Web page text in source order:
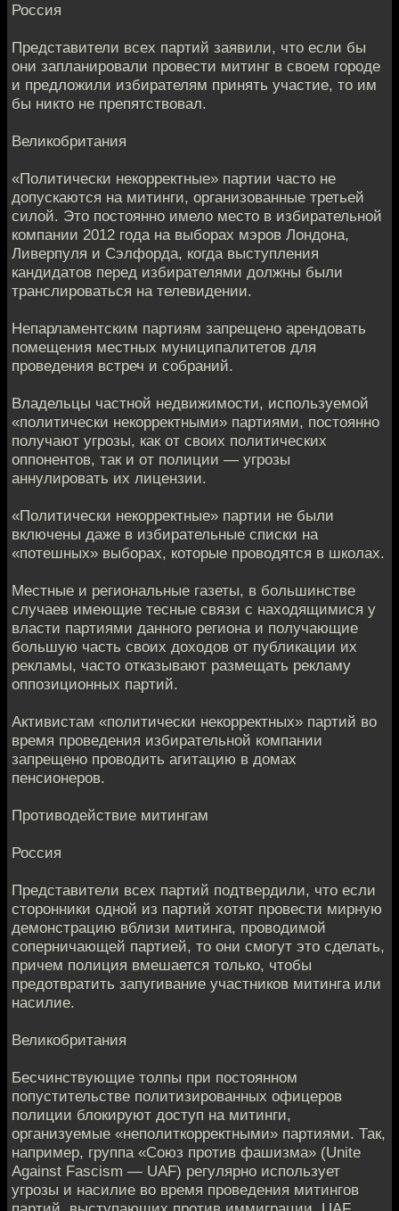
Россия
Представители всех партий заявили, что если бы
они запланировали провести митинг в своем городе
и предложили избирателям принять участие, то им
бы никто не препятствовал.
Великобритания
«Политически некорректные» партии часто не
допускаются на митинги, организованные третьей
силой. Это постоянно имело место в избирательной
компании 2012 года на выборах мэров Лондона,
Ливерпуля и Сэлфорда, когда выступления
кандидатов перед избирателями должны были
транслироваться на телевидении.
Непарламентским партиям запрещено арендовать
помещения местных муниципалитетов для
проведения встреч и собраний.
Владельцы частной недвижимости, используемой
«политически некорректными» партиями, постоянно
получают угрозы, как от своих политических
оппонентов, так и от полиции — угрозы
аннулировать их лицензии.
«Политически некорректные» партии не были
включены даже в избирательные списки на
«потешных» выборах, которые проводятся в школах.
Местные и региональные газеты, в большинстве
случаев имеющие тесные связи с находящимися у
власти партиями данного региона и получающие
большую часть своих доходов от публикации их
рекламы, часто отказывают размещать рекламу
оппозиционных партий.
Активистам «политически некорректных» партий во
время проведения избирательной компании
запрещено проводить агитацию в домах
пенсионеров.
Противодействие митингам
Россия
Представители всех партий подтвердили, что если
сторонники одной из партий хотят провести мирную
демонстрацию вблизи митинга, проводимой
соперничающей партией, то они смогут это сделать,
причем полиция вмешается только, чтобы
предотвратить запугивание участников митинга или
насилие.
Великобритания
Бесчинствующие толпы при постоянном
попустительстве политизированных офицеров
полиции блокируют доступ на митинги,
организуемые «неполиткорректными» партиями. Так,
например, группа «Союз против фашизма» (Unite
Against Fascism — UAF) регулярно использует
угрозы и насилие во время проведения митингов